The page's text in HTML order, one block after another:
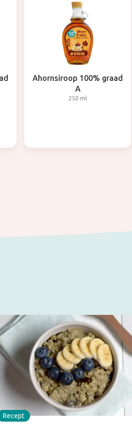
Ahornsiroop 100% graad
A
250 ml
Recept